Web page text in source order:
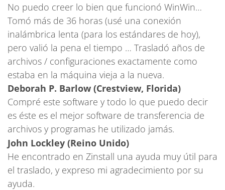
No puedo creer lo bien que funcionó WinWin…
Tomó más de 36 horas (usé una conexión
inalámbrica lenta (para los estándares de hoy),
pero valió la pena el tiempo … Trasladó años de
archivos / configuraciones exactamente como
estaba en la máquina vieja a la nueva.
Deborah P. Barlow (Crestview, Florida)
Compré este software y todo lo que puedo decir
es éste es el mejor software de transferencia de
archivos y programas he utilizado jamás.
John Lockley (Reino Unido)
He encontrado en Zinstall una ayuda muy útil para
el traslado, y expreso mi agradecimiento por su
ayuda.